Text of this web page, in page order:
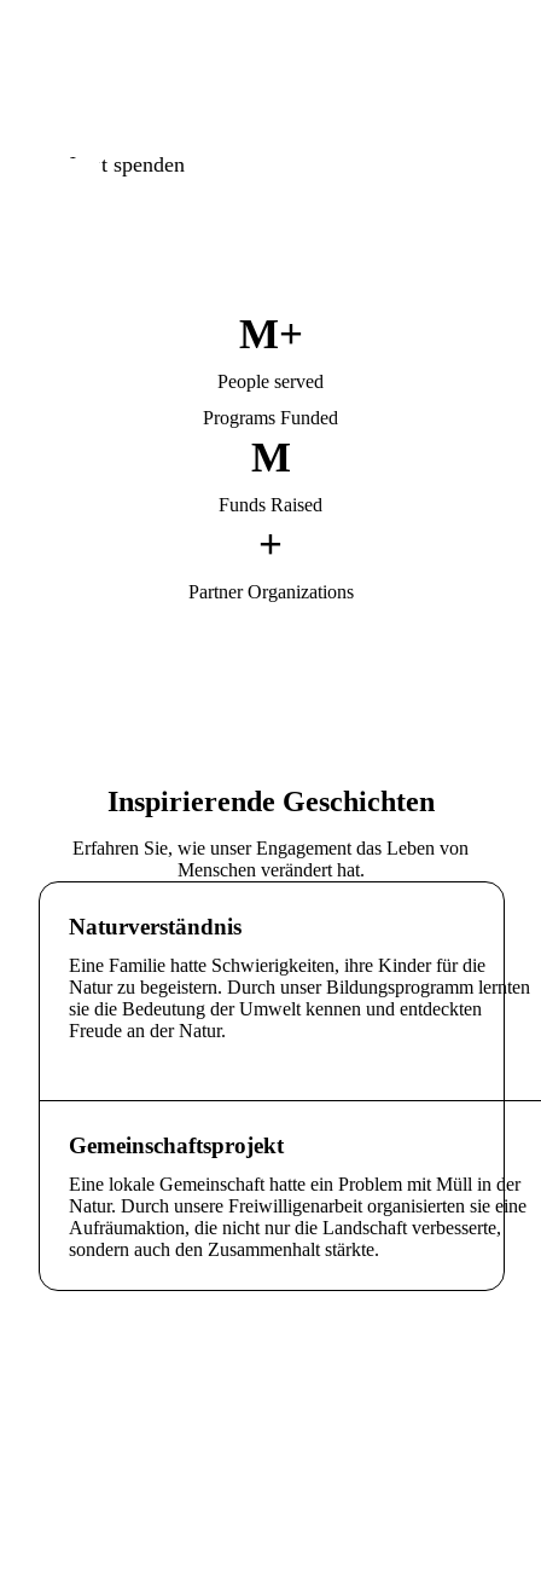
Jetzt spenden
M+
People served
Programs Funded
M
Funds Raised
+
Partner Organizations
Inspirierende Geschichten
Erfahren Sie, wie unser Engagement das Leben von
Menschen verändert hat.
Naturverständnis
Eine Familie hatte Schwierigkeiten, ihre Kinder für die
Natur zu begeistern. Durch unser Bildungsprogramm lernten
sie die Bedeutung der Umwelt kennen und entdeckten
Freude an der Natur.
Gemeinschaftsprojekt
Eine lokale Gemeinschaft hatte ein Problem mit Müll in der
Natur. Durch unsere Freiwilligenarbeit organisierten sie eine
Aufräumaktion, die nicht nur die Landschaft verbesserte,
sondern auch den Zusammenhalt stärkte.